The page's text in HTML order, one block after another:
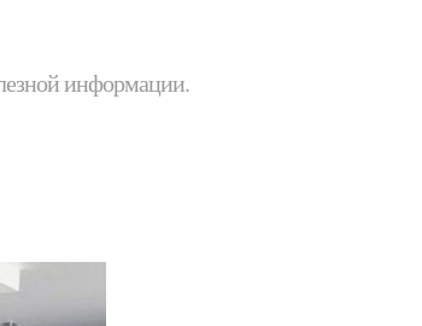
информации.